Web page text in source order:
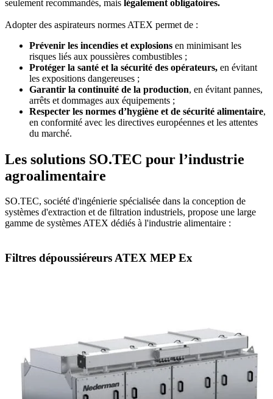
seulement recommandés, mais légalement obligatoires.
Adopter des aspirateurs normes ATEX permet de :
Prévenir les incendies et explosions en minimisant les
risques liés aux poussières combustibles ;
Protéger la santé et la sécurité des opérateurs, en évitant
les expositions dangereuses ;
Garantir la continuité de la production, en évitant pannes,
arrêts et dommages aux équipements ;
Respecter les normes d’hygiène et de sécurité alimentaire,
en conformité avec les directives européennes et les attentes
du marché.
Les solutions SO.TEC pour l’industrie
agroalimentaire
SO.TEC, société d'ingénierie spécialisée dans la conception de
systèmes d'extraction et de filtration industriels, propose une large
gamme de systèmes ATEX dédiés à l'industrie alimentaire :
Filtres dépoussiéreurs ATEX MEP Ex